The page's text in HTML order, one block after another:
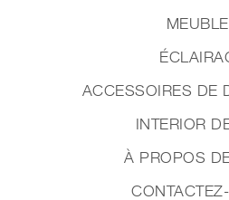
ACCESSOIRES DE
INTERIOR
À PROPOS